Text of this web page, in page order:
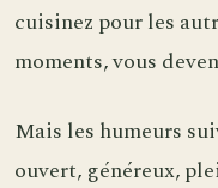
cuisinez pour les
moments, vous
Mais les humeurs
ouvert, généreux,